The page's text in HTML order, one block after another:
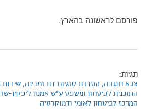
פורסם לראשונה בהארץ.
תגיות:
צבא וחברה, הסדרת סוגיות דת ומדינה,
התוכנית לביטחון ומשפט ע"ש אמנון ליפקין-
המרכז לביטחון לאומי ודמוקרטיה